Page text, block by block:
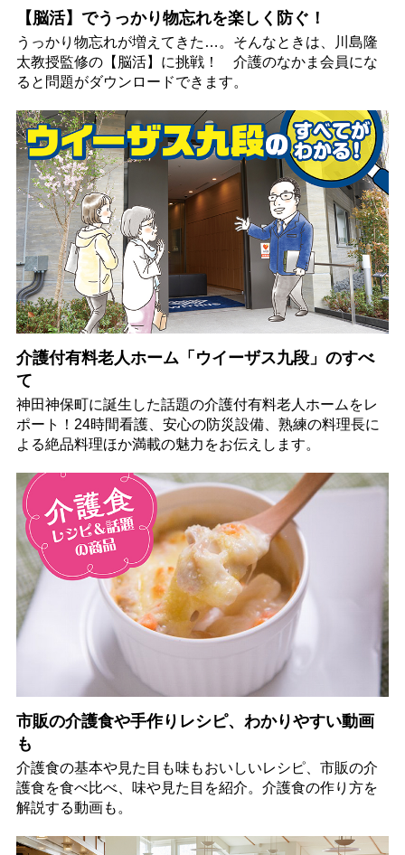
【脳活】でうっかり物忘れを楽しく防ぐ！
うっかり物忘れが増えてきた…。そんなときは、川島隆
太教授監修の【脳活】に挑戦！ 介護のなかま会員にな
ると問題がダウンロードできます。
介護付有料老人ホーム「ウイーザス九段」のすべ
て
神田神保町に誕生した話題の介護付有料老人ホームをレ
ポート！24時間看護、安心の防災設備、熟練の料理長に
よる絶品料理ほか満載の魅力をお伝えします。
市販の介護食や手作りレシピ、わかりやすい動画
も
介護食の基本や見た目も味もおいしいレシピ、市販の介
護食を食べ比べ、味や見た目を紹介。介護食の作り方を
解説する動画も。